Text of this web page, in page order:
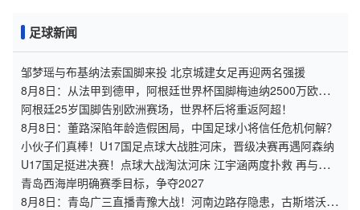
足球新闻
邹梦瑶与布基纳法索国脚来投 北京城建女足再迎两名强援
8月8日：从法甲到德甲，阿根廷世界杯国脚梅迪纳2500万欧转
会勒沃库森
阿根廷25岁国脚告别欧洲赛场，世界杯后将重返阿超！
8月8日：董路深陷年龄造假困局，中国足球小将信任危机何解？
小伙子们真棒！U17国足点球大战胜河床，晋级决赛再遇阿森纳
U17国足挺进决赛！点球大战淘汰河床 江宇涵两度扑救 再与阿
森纳交锋
青岛西海岸明确赛季目标，争夺2027
8月8日：青岛广三直播青豫大战！河南边路存隐患，古斯塔沃等